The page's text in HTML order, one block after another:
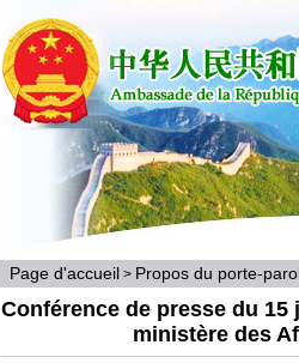
Page d'accueil > Propos du porte-
Conférence de presse du
ministère des